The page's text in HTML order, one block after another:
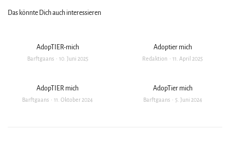
Das könnte Dich auch interessieren
AdopTIER-mich
Barftgaans 10. Juni 2025
Adoptier mich
Redaktion 11. April 2025
AdopTIER mich
Barftgaans 11. Oktober 2024
AdopTier mich
Barftgaans 5. Juni 2024